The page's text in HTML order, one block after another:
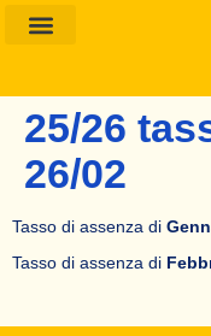
25/26
26/02
Tasso di assenza di
Tasso di assenza di